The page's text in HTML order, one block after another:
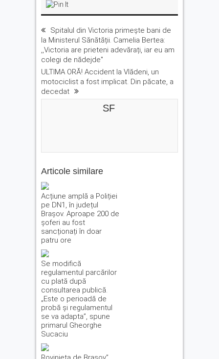
Spitalul din Victoria primește bani de
la Ministerul Sănătății. Camelia Bertea:
,,Victoria are prieteni adevărați, iar eu am
colegi de nădejde"
ULTIMA ORĂ! Accident la Vlădeni, un
motociclist a fost implicat. Din păcate, a
decedat
SF
Articole similare
Acțiune amplă a Poliției
pe DN1, în județul
Brașov. Aproape 200 de
șoferi au fost
sancționați în doar
patru ore
Se modifică
regulamentul parcărilor
cu plată după
consultarea publică.
„Este o perioadă de
probă și regulamentul
se va adapta”, spune
primarul Gheorghe
Sucaciu